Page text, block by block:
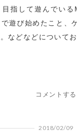
目指して遊んでい
遊び始めたこと、
などなどについて
コメントする
2018/02/09